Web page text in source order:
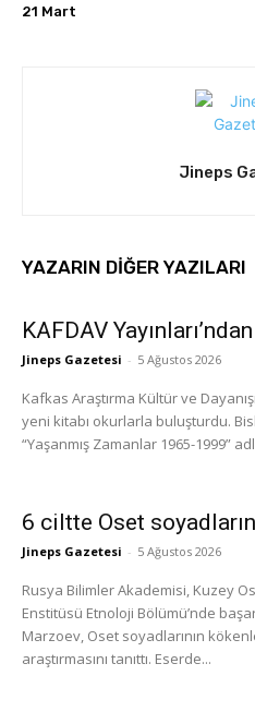
21 Mart
Jineps
YAZARIN DIĞER YAZILARI
KAFDAV
Jineps Gazetesi - 5 Ağustos 2026
Kafkas Araştırma Kültür ve
yeni kitabı okurlarla buluşturdu.
“Yaşanmış Zamanlar 1965-1999”
6 ciltte Oset
Jineps Gazetesi - 5 Ağustos 2026
Rusya Bilimler Akademisi, Kuzey
Enstitüsü Etnoloji Bölümü’nde
Marzoev, Oset soyadlarının
araştırmasını tanıttı. Eserde...